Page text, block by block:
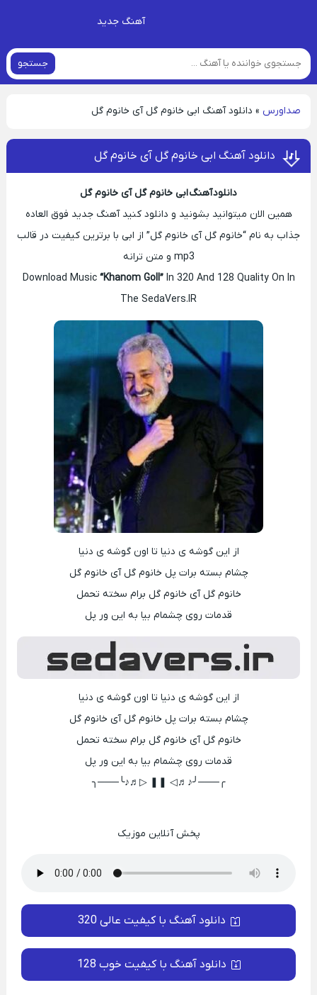
آهنگ جدید
جستجو
صداورس » دانلود آهنگ ابی خانوم گل آی خانوم گل
دانلود آهنگ ابی خانوم گل آی خانوم گل
دانلود آهنگ ابی خانوم گل آی خانوم گل
همین الان میتوانید بشونید و دانلود کنید آهنگ جدید فوق العاده
جذاب به نام “خانوم گل آی خانوم گل” از ابی با برترین کیفیت در قالب
mp3 و متن ترانه
Download Music “Khanom Goll”In 320 And 128 Quality On In
The SedaVers.IR
از این گوشه ی دنیا تا اون گوشه ی دنیا
چشام بسته برات پل خانوم گل آی خانوم گل
خانوم گل آی خانوم گل برام سخته تحمل
قدمات روی چشمام بیا به این ور پل
از این گوشه ی دنیا تا اون گوشه ی دنیا
چشام بسته برات پل خانوم گل آی خانوم گل
خانوم گل آی خانوم گل برام سخته تحمل
قدمات روی چشمام بیا به این ور پل
╭───╯♪♬◁ ❚❚ ▷♬♪╰───╮
پخش آنلاین موزیک
دانلود آهنگ با کیفیت عالی 320
دانلود آهنگ با کیفیت خوب 128